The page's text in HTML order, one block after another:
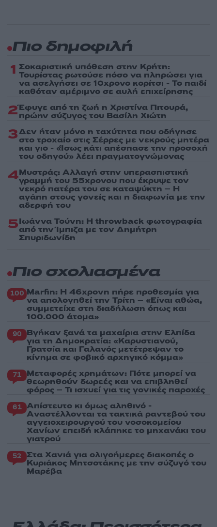
Πιο δημοφιλή
1 Σοκαριστική υπόθεση στην Κρήτη:
Τουρίστας ρωτούσε πόσο να πληρώσει για
να ασελγήσει σε 10χρονο κορίτσι - Το παιδί
καθόταν αμέριμνο σε αυλή επιχείρησης
2Έφυγε από τη ζωή η Χριστίνα Πιτουρά,
πρώην σύζυγος του Βασίλη Χιώτη
3Δεν ήταν μόνο η ταχύτητα που οδήγησε
στο τροχαίο στις Σέρρες με νεκρούς μητέρα
και γιο - «Ίσως κάτι απέσπασε την προσοχή
του οδηγού» λέει πραγματογνώμονας
4Μυστράς: Αλλαγή στην υπερασπιστική
γραμμή του 55χρονου που έκρυψε τον
νεκρό πατέρα του σε καταψύκτη – Η
αγάπη στους γονείς και η διαφωνία με την
αδερφή του
5Ιωάννα Τούνη: Η throwback φωτογραφία
από την Ίμπιζα με τον Δημήτρη
Σπυριδωνίδη
Πιο σχολιασμένα
100 Marfin: Η 46χρονη πήρε προθεσμία για
να απολογηθεί την Τρίτη – «Είναι αθώα,
συμμετείχε στη διαδήλωση όπως και
100.000 άτομα»
90 Βγήκαν ξανά τα μαχαίρια στην Ελπίδα
για τη Δημοκρατία: «Καρυστιανού,
Γρατσία και Γαλανός μετέτρεψαν το
κίνημα σε φοβικό αρχηγικό κόμμα»
71 Μεταφορές χρημάτων: Πότε μπορεί να
θεωρηθούν δωρεές και να επιβληθεί
φόρος – Τι ισχυεί για τις γονικές παροχές
61 Απίστευτο κι όμως αληθινό -
Aναστέλλονται τα τακτικά ραντεβού του
αγγειοχειρουργού του νοσοκομείου
Χανίων επειδή κλάπηκε το μηχανάκι του
γιατρού
52 Στα Χανιά για ολιγοήμερες διακοπές ο
Κυριάκος Μητσοτάκης με την σύζυγό του
Μαρέβα